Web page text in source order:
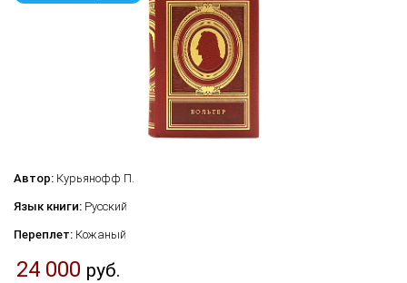
Автор: Курьянофф П.
Язык книги: Русский
Переплет: Кожаный
24 000 руб.